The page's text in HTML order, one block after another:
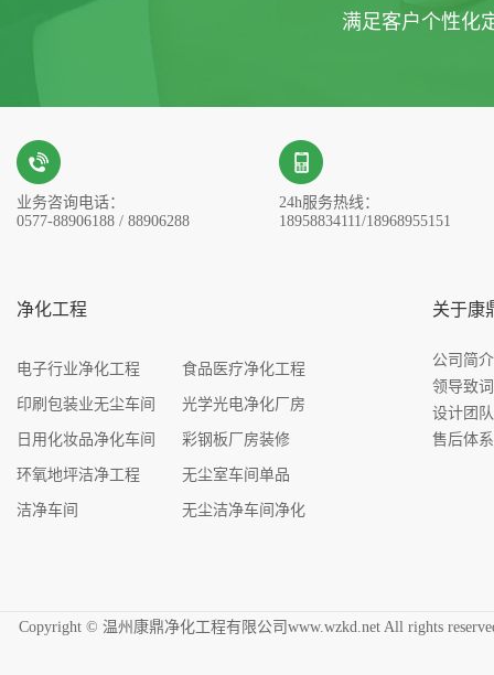
满足客户个性化
业务咨询电话：
0577-88906188 / 88906288
24h服务热线：
18958834111/18968955151
净化工程
电子行业净化工程 食品医疗净化工程
印刷包装业无尘车间 光学光电净化厂房
日用化妆品净化车间 彩钢板厂房装修
环氧地坪洁净工程 无尘室车间单品
洁净车间 无尘洁净车间净化
关于康
公司简介
领导致词
设计团队
售后体系
Copyright © 温州康鼎净化工程有限公司www.wzkd.net All rights